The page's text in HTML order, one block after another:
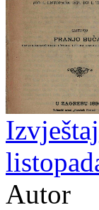
Autor